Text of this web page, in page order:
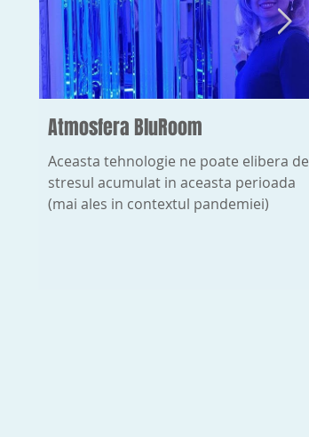
Atmosfera BluRoom
Aceasta tehnologie ne poate elibera de
stresul acumulat in aceasta perioada
(mai ales in contextul pandemiei)